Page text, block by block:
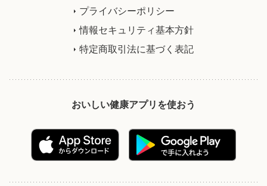
プライバシーポリシー
情報セキュリティ基本方針
特定商取引法に基づく表記
おいしい健康アプリを使おう